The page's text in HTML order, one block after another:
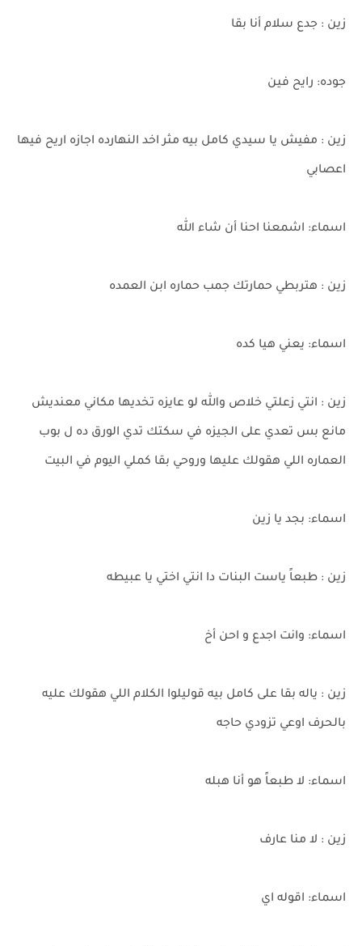
زين : جدع سلام أنا بقا
جوده: رايح فين
زين : مفيش يا سيدي كامل بيه مثر اخد النهارده اجازه اريح فيها
اعصابي
اسماء: اشمعنا احنا أن شاء الله
زين : هتربطي حمارتك جمب حماره ابن العمده
اسماء: يعني هيا كده
زين : انتي زعلتي خلاص والله لو عايزه تخديها مكاني معنديش
مانع بس تعدي على الجيزه في سكتك تدي الورق ده ل بوب
العماره اللي هقولك عليها وروحي بقا كملي اليوم في البيت
اسماء: بجد يا زين
زين : طبعاً ياست البنات دا انتي اختي يا عبيطه
اسماء: وانت اجدع و احن أخ
زين : ياله بقا على كامل بيه قوليلوا الكلام اللي هقولك عليه
بالحرف اوعي تزودي حاجه
اسماء: لا طبعاً هو أنا هبله
زين : لا منا عارف
اسماء: اقوله اي